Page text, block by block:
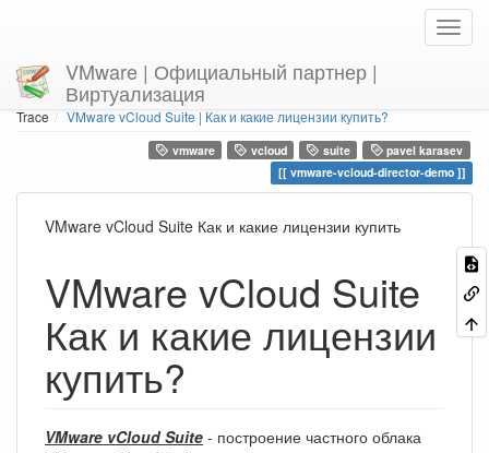
VMware | Официальный партнер |
Виртуализация
You are here
Home
Trace
VMware vCloud Suite | Как и какие лицензии купить?
vmware vcloud suite
pavel karasev
vmware-vcloud-director-demo
VMware vCloud Suite Как и какие лицензии купить
VMware vCloud Suite
Как и какие лицензии
купить?
VMware vCloud Suite - построение частного облака